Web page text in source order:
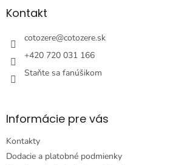
äKontakt
cotozere@cotozere.sk
+420 720 031 166
Staňte sa fanúšikom
Informácie pre vás
Kontakty
Dodacie a platobné podmienky